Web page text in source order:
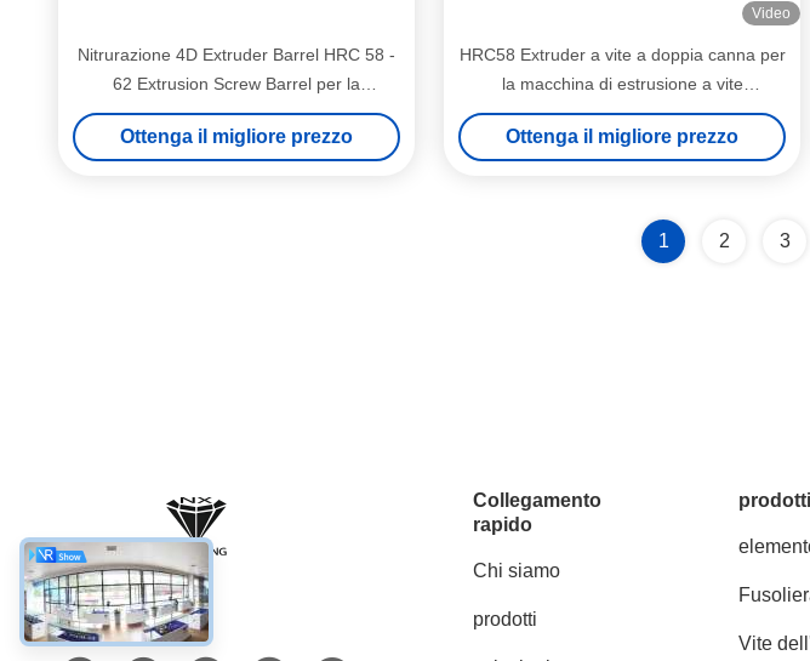
Nitrurazione 4D Extruder Barrel HRC 58 -
62 Extrusion Screw Barrel per la
resistenza alla temperatura
Ottenga il migliore prezzo
Video
HRC58 Extruder a vite a doppia canna per
la macchina di estrusione a vite
personalizzabile
Ottenga il migliore prezzo
1 2 3
Mezzi sociali
Collegamento
rapido
Chi siamo
prodotti
prodotti
Vite